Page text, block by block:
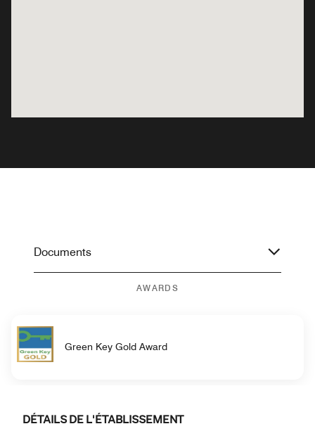
Documents
AWARDS
Green Key Gold Award
DÉTAILS DE L'ÉTABLISSEMENT